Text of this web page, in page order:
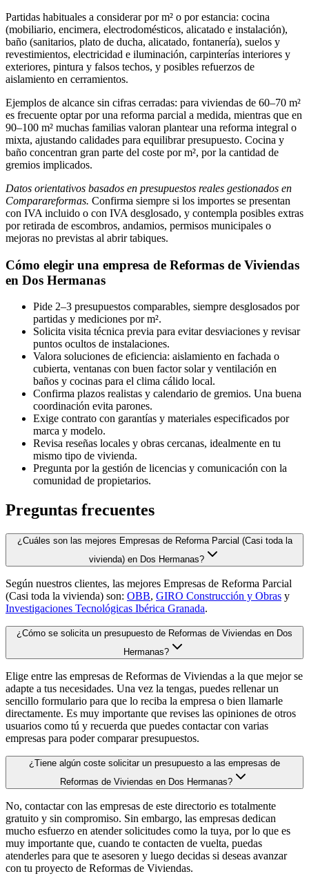
Partidas habituales a considerar por m² o por estancia: cocina
(mobiliario, encimera, electrodomésticos, alicatado e instalación),
baño (sanitarios, plato de ducha, alicatado, fontanería), suelos y
revestimientos, electricidad e iluminación, carpinterías interiores y
exteriores, pintura y falsos techos, y posibles refuerzos de
aislamiento en cerramientos.
Ejemplos de alcance sin cifras cerradas: para viviendas de 60–70 m²
es frecuente optar por una reforma parcial a medida, mientras que en
90–100 m² muchas familias valoran plantear una reforma integral o
mixta, ajustando calidades para equilibrar presupuesto. Cocina y
baño concentran gran parte del coste por m², por la cantidad de
gremios implicados.
Datos orientativos basados en presupuestos reales gestionados en
Comparareformas. Confirma siempre si los importes se presentan
con IVA incluido o con IVA desglosado, y contempla posibles extras
por retirada de escombros, andamios, permisos municipales o
mejoras no previstas al abrir tabiques.
Cómo elegir una empresa de Reformas de Viviendas
en Dos Hermanas
Pide 2–3 presupuestos comparables, siempre desglosados por
partidas y mediciones por m².
Solicita visita técnica previa para evitar desviaciones y revisar
puntos ocultos de instalaciones.
Valora soluciones de eficiencia: aislamiento en fachada o
cubierta, ventanas con buen factor solar y ventilación en
baños y cocinas para el clima cálido local.
Confirma plazos realistas y calendario de gremios. Una buena
coordinación evita parones.
Exige contrato con garantías y materiales especificados por
marca y modelo.
Revisa reseñas locales y obras cercanas, idealmente en tu
mismo tipo de vivienda.
Pregunta por la gestión de licencias y comunicación con la
comunidad de propietarios.
Preguntas frecuentes
¿Cuáles son las mejores Empresas de Reforma Parcial (Casi toda la
vivienda) en Dos Hermanas?
Según nuestros clientes, las mejores Empresas de Reforma Parcial
(Casi toda la vivienda) son: OBB, GIRO Construcción y Obras y
Investigaciones Tecnológicas Ibérica Granada.
¿Cómo se solicita un presupuesto de Reformas de Viviendas en Dos
Hermanas?
Elige entre las empresas de Reformas de Viviendas a la que mejor se
adapte a tus necesidades. Una vez la tengas, puedes rellenar un
sencillo formulario para que lo reciba la empresa o bien llamarle
directamente. Es muy importante que revises las opiniones de otros
usuarios como tú y recuerda que puedes contactar con varias
empresas para poder comparar presupuestos.
¿Tiene algún coste solicitar un presupuesto a las empresas de
Reformas de Viviendas en Dos Hermanas?
No, contactar con las empresas de este directorio es totalmente
gratuito y sin compromiso. Sin embargo, las empresas dedican
mucho esfuerzo en atender solicitudes como la tuya, por lo que es
muy importante que, cuando te contacten de vuelta, puedas
atenderles para que te asesoren y luego decidas si deseas avanzar
con tu proyecto de Reformas de Viviendas.